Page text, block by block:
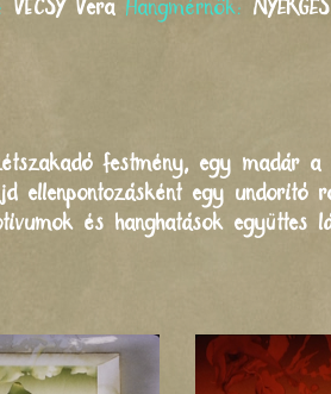
VÉCSY Vera Hangmérnök: NYERGES
festmény, egy madár
ellenpontozásként egy
és hanghatások